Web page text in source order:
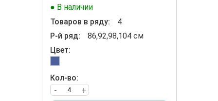
● В наличии
Товаров в ряду:
4
Р-й ряд:
86,92,98,104 см
Цвет:
Кол-во:
+
-